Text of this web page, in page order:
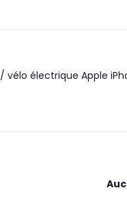
Chargeur rapide